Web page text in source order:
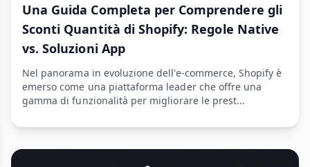
Una Guida Completa per Comprendere gli
Sconti Quantità di Shopify: Regole Native
vs. Soluzioni App
Nel panorama in evoluzione dell'e-commerce, Shopify è
emerso come una piattaforma leader che offre una
gamma di funzionalità per migliorare le prest...